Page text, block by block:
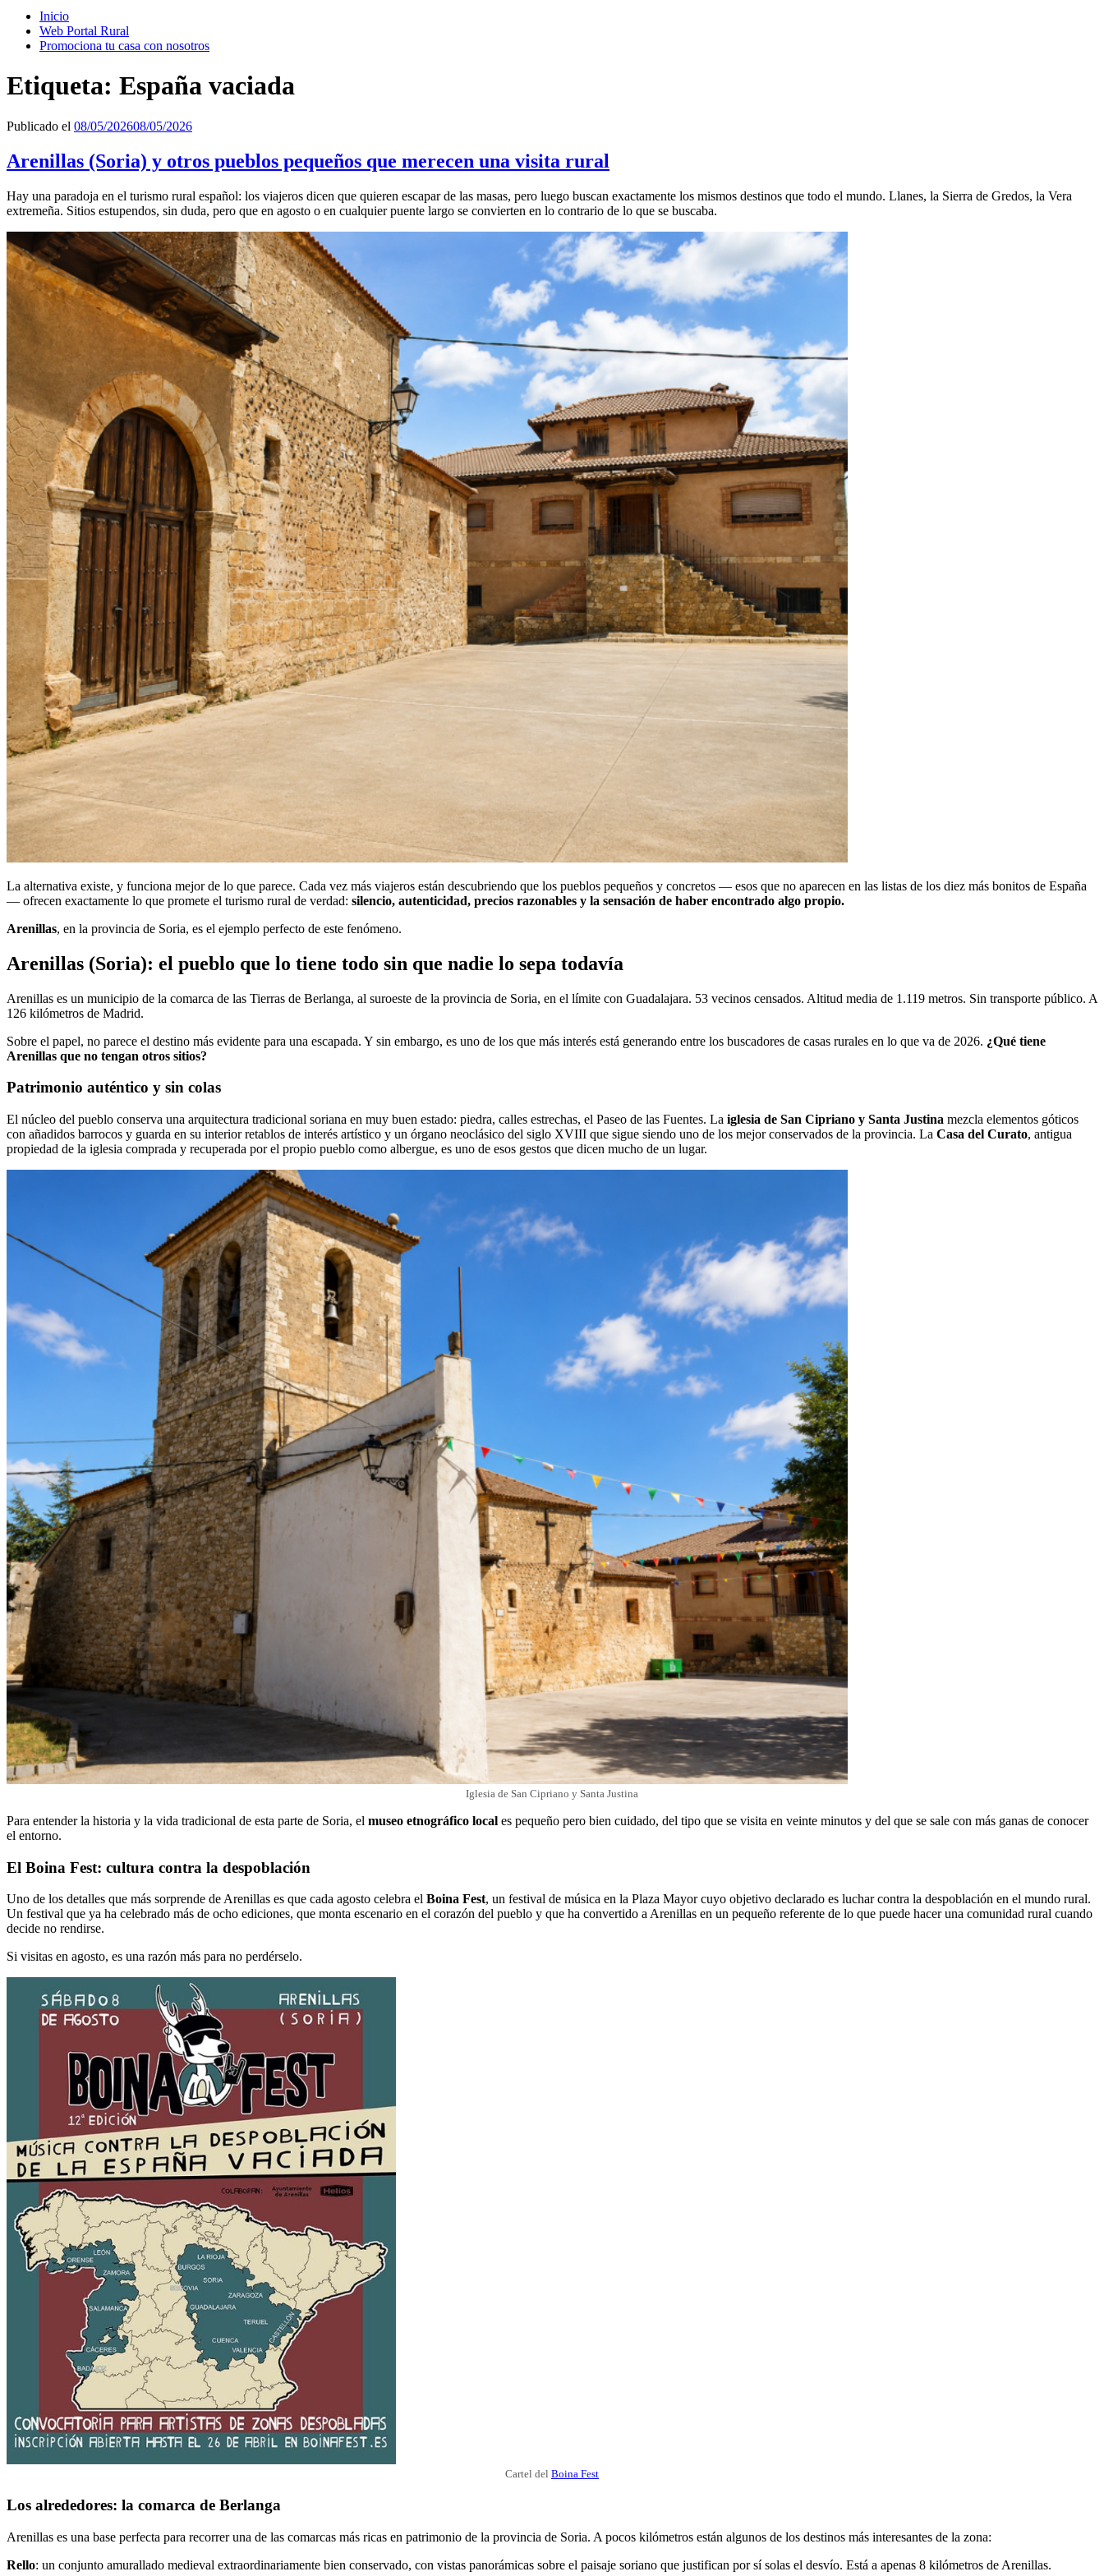
Inicio
Web Portal Rural
Promociona tu casa con nosotros
Etiqueta: España vaciada
Publicado el 08/05/202608/05/2026
Arenillas (Soria) y otros pueblos pequeños que merecen una visita rural
Hay una paradoja en el turismo rural español: los viajeros dicen que quieren escapar de las masas, pero luego buscan exactamente los mismos destinos que todo el mundo. Llanes, la Sierra de Gredos, la Vera
extremeña. Sitios estupendos, sin duda, pero que en agosto o en cualquier puente largo se convierten en lo contrario de lo que se buscaba.
La alternativa existe, y funciona mejor de lo que parece. Cada vez más viajeros están descubriendo que los pueblos pequeños y concretos — esos que no aparecen en las listas de los diez más bonitos de España
— ofrecen exactamente lo que promete el turismo rural de verdad: silencio, autenticidad, precios razonables y la sensación de haber encontrado algo propio.
Arenillas, en la provincia de Soria, es el ejemplo perfecto de este fenómeno.
Arenillas (Soria): el pueblo que lo tiene todo sin que nadie lo sepa todavía
Arenillas es un municipio de la comarca de las Tierras de Berlanga, al suroeste de la provincia de Soria, en el límite con Guadalajara. 53 vecinos censados. Altitud media de 1.119 metros. Sin transporte público. A
126 kilómetros de Madrid.
Sobre el papel, no parece el destino más evidente para una escapada. Y sin embargo, es uno de los que más interés está generando entre los buscadores de casas rurales en lo que va de 2026. ¿Qué tiene
Arenillas que no tengan otros sitios?
Patrimonio auténtico y sin colas
El núcleo del pueblo conserva una arquitectura tradicional soriana en muy buen estado: piedra, calles estrechas, el Paseo de las Fuentes. La iglesia de San Cipriano y Santa Justina mezcla elementos góticos
con añadidos barrocos y guarda en su interior retablos de interés artístico y un órgano neoclásico del siglo XVIII que sigue siendo uno de los mejor conservados de la provincia. La Casa del Curato, antigua
propiedad de la iglesia comprada y recuperada por el propio pueblo como albergue, es uno de esos gestos que dicen mucho de un lugar.
Iglesia de San Cipriano y Santa Justina
Para entender la historia y la vida tradicional de esta parte de Soria, el museo etnográfico local es pequeño pero bien cuidado, del tipo que se visita en veinte minutos y del que se sale con más ganas de conocer
el entorno.
El Boina Fest: cultura contra la despoblación
Uno de los detalles que más sorprende de Arenillas es que cada agosto celebra el Boina Fest, un festival de música en la Plaza Mayor cuyo objetivo declarado es luchar contra la despoblación en el mundo rural.
Un festival que ya ha celebrado más de ocho ediciones, que monta escenario en el corazón del pueblo y que ha convertido a Arenillas en un pequeño referente de lo que puede hacer una comunidad rural cuando
decide no rendirse.
Si visitas en agosto, es una razón más para no perdérselo.
Cartel del Boina Fest
Los alrededores: la comarca de Berlanga
Arenillas es una base perfecta para recorrer una de las comarcas más ricas en patrimonio de la provincia de Soria. A pocos kilómetros están algunos de los destinos más interesantes de la zona:
Rello: un conjunto amurallado medieval extraordinariamente bien conservado, con vistas panorámicas sobre el paisaje soriano que justifican por sí solas el desvío. Está a apenas 8 kilómetros de Arenillas.